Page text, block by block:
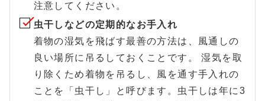
注意してください。
虫干しなどの定期的なお手入れ
着物の湿気を飛ばす最善の方法は、風通しの
良い場所に吊るしておくことです。 湿気を取
り除くため着物を吊るし、風を通す手入れの
ことを「虫干し」と呼びます。虫干しは年に3